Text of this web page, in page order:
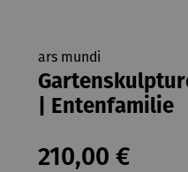
ars mundi
| Entenfamilie
210,00 €